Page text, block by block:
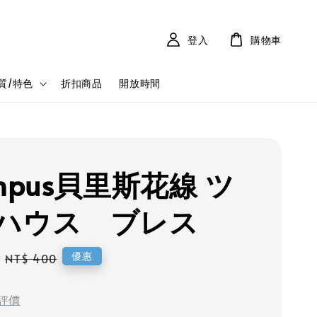
/特色 折扣商品 開放時間
登入 購物車
貝里斯花線 ツ
ウス ブレス
Regular
NT$ 400 優惠
價